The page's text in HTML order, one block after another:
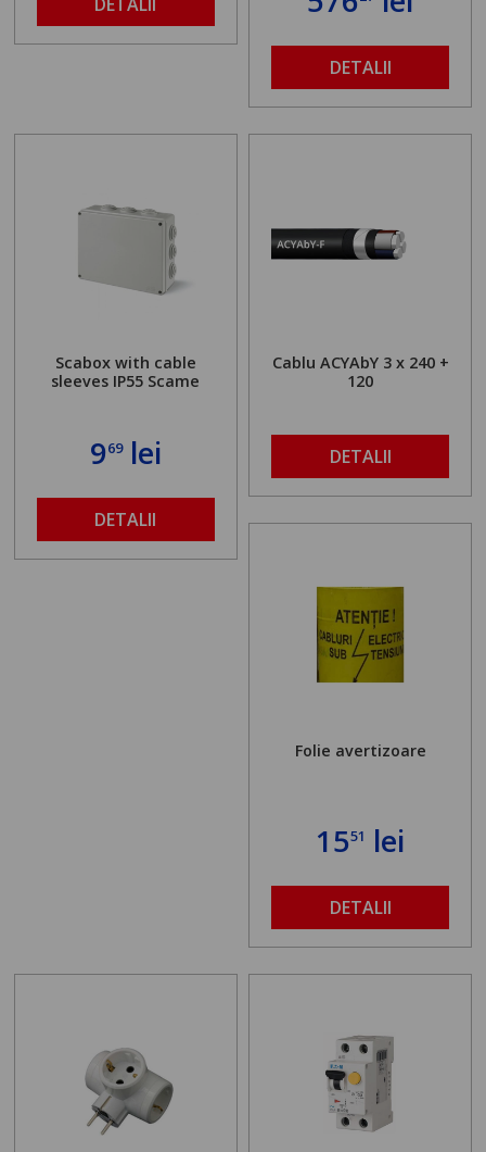
DETALII
Scabox with cable
sleeves IP55 Scame
969lei
DETALII
Cablu ACYAbY 3 x 240 +
120
DETALII
Folie avertizoare
1551 lei
DETALII